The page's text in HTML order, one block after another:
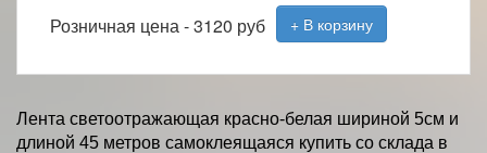
Розничная цена -3120 руб + В корзину
Лента светоотражающая красно-белая шириной 5см и
длиной 45 метров самоклеящаяся купить со склада в